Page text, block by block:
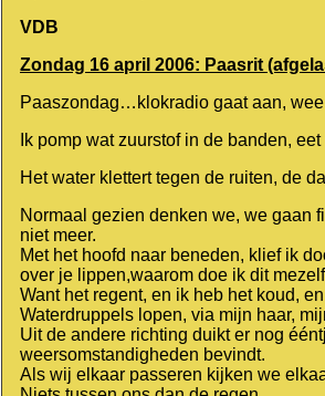
VDB
Zondag 16 april 2006: Paasrit
Paaszondag…klokradio gaat aan,
Ik pomp wat zuurstof in de banden,
Het water klettert tegen de ruiten, de
Normaal gezien denken we, we gaan
niet meer.
Met het hoofd naar beneden, klief ik
over je lippen,waarom doe ik dit
Want het regent, en ik heb het koud,
Waterdruppels lopen, via mijn haar,
Uit de andere richting duikt er nog
weersomstandigheden bevindt.
Als wij elkaar passeren kijken we